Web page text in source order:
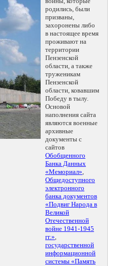
родились, были
призваны,
захоронены либо
в настоящее время
проживают на
территории
Пензенской
области, а также
труженикам
Пензенской
области, ковавшим
Победу в тылу.
Основой
наполнения сайта
являются военные
архивные
документы с
сайтов
Обобщенного
Банка Данных
«Мемориал»,
Общедоступного
электронного
банка документов
«Подвиг Народа в
Великой
Отечественной
войне 1941-1945
гг.»,
государственной
информационной
системы «Память